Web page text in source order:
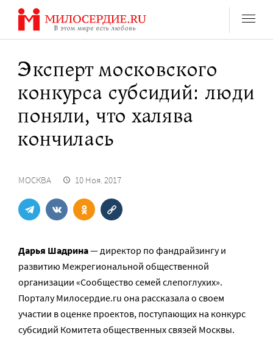
Перейти
содержанию
Эксперт московского
конкурса субсидий: люди
поняли, что халява
кончилась
МОСКВА 10 Ноя. 2017
Дарья Шадрина— директор по фандрайзингу и
развитию Межрегиональной общественной
организации «Сообщество семей слепоглухих».
Порталу Милосердие.ru она рассказала о своем
участии в оценке проектов, поступающих на конкурс
субсидий Комитета общественных связей Москвы.